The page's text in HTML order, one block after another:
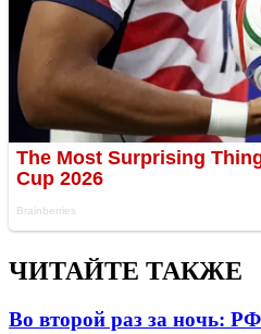
ЧИТАЙТЕ ТАКЖЕ
Во второй раз за ночь: